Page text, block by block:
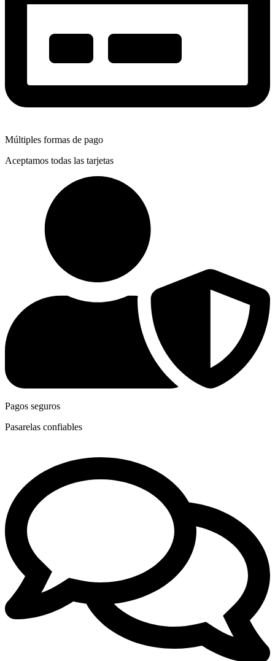
Múltiples formas de pago
Aceptamos todas las tarjetas
Pagos seguros
Pasarelas confiables